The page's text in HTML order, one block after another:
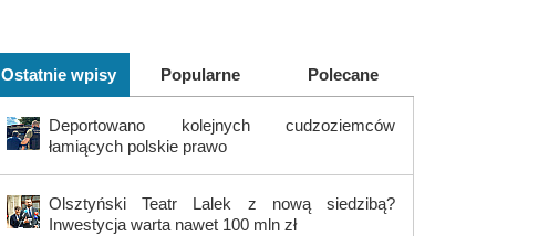
Ostatnie wpisy Popularne Polecane
Deportowano kolejnych cudzoziemców
łamiących polskie prawo
Olsztyński Teatr Lalek z nową siedzibą?
Inwestycja warta nawet 100 mln zł